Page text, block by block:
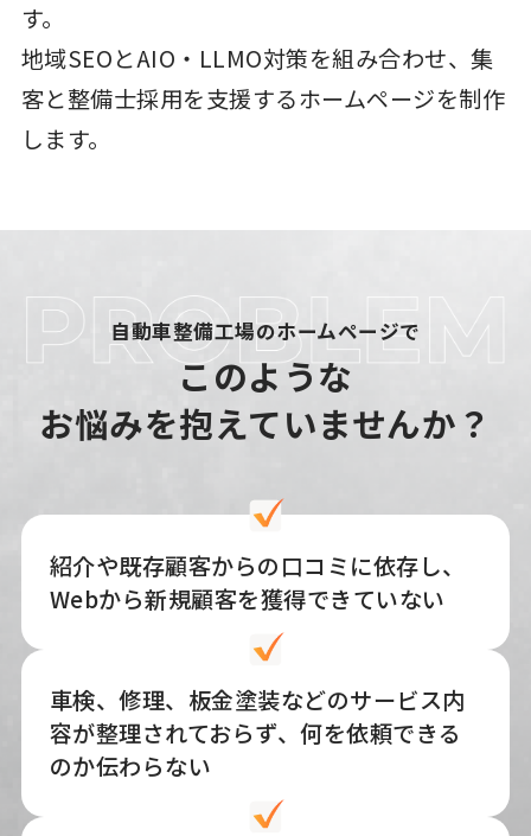
す。
地域SEOとAIO・LLMO対策を組み合わせ、集
客と整備士採用を支援するホームページを制作
します。
自動車整備工場のホームページで
このような
お悩みを抱えていませんか？
紹介や既存顧客からの口コミに依存し、
Webから新規顧客を獲得できていない
車検、修理、板金塗装などのサービス内
容が整理されておらず、何を依頼できる
のか伝わらない